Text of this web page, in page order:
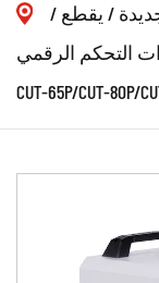
/ يقطع /
التحكم الرقمي
CUT-65P/CUT-80P/